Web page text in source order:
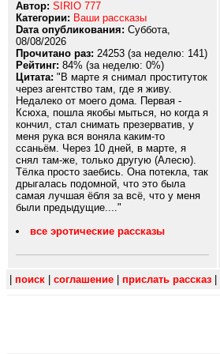
Автор: SIRIO 777
Категории: Ваши рассказы
Dата опубликования: Суббота,
08/08/2026
Прочитано раз: 24253 (за неделю: 141)
Рейтинг: 84% (за неделю: 0%)
Цитата: "В марте я снимал проституток
через агентство там, где я живу.
Недалеко от моего дома. Первая -
Ксюха, пошла якобы мыться, но когда я
кончил, стал снимать презерватив, у
меня рука вся воняла каким-то
ссаньём. Через 10 дней, в марте, я
снял там-же, только другую (Алесю).
Тёлка просто заебись. Она потекла, так
дрыгалась подомной, что это была
самая лучшая ёбля за всё, что у меня
были предыдущие...."
все эротические рассказы
поиск соглашение прислать рассказ